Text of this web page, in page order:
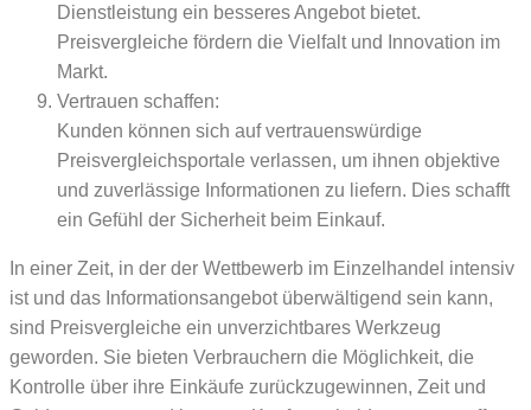
Dienstleistung ein besseres Angebot bietet.
Preisvergleiche fördern die Vielfalt und Innovation im
Markt.
Vertrauen schaffen:
Kunden können sich auf vertrauenswürdige
Preisvergleichsportale verlassen, um ihnen objektive
und zuverlässige Informationen zu liefern. Dies schafft
ein Gefühl der Sicherheit beim Einkauf.
In einer Zeit, in der der Wettbewerb im Einzelhandel intensiv
ist und das Informationsangebot überwältigend sein kann,
sind Preisvergleiche ein unverzichtbares Werkzeug
geworden. Sie bieten Verbrauchern die Möglichkeit, die
Kontrolle über ihre Einkäufe zurückzugewinnen, Zeit und